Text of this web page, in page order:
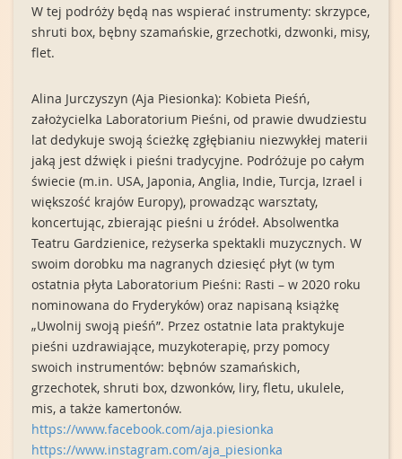
W tej podróży będą nas wspierać instrumenty: skrzypce,
shruti box, bębny szamańskie, grzechotki, dzwonki, misy,
flet.
Alina Jurczyszyn (Aja Piesionka): Kobieta Pieśń,
założycielka Laboratorium Pieśni, od prawie dwudziestu
lat dedykuje swoją ścieżkę zgłębianiu niezwykłej materii
jaką jest dźwięk i pieśni tradycyjne. Podróżuje po całym
świecie (m.in. USA, Japonia, Anglia, Indie, Turcja, Izrael i
większość krajów Europy), prowadząc warsztaty,
koncertując, zbierając pieśni u źródeł. Absolwentka
Teatru Gardzienice, reżyserka spektakli muzycznych. W
swoim dorobku ma nagranych dziesięć płyt (w tym
ostatnia płyta Laboratorium Pieśni: Rasti – w 2020 roku
nominowana do Fryderyków) oraz napisaną książkę
„Uwolnij swoją pieśń”. Przez ostatnie lata praktykuje
pieśni uzdrawiające, muzykoterapię, przy pomocy
swoich instrumentów: bębnów szamańskich,
grzechotek, shruti box, dzwonków, liry, fletu, ukulele,
mis, a także kamertonów.
https://www.facebook.com/aja.piesionka
https://www.instagram.com/aja_piesionka